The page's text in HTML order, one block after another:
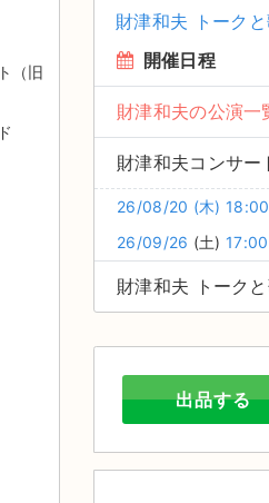
財津和夫 トーク
開催日程
財津和夫の公演一
財津和夫コンサ
26/08/20 (木) 18:00
26/09/26 (土) 17:00
財津和夫 トーク
出品する
（旧